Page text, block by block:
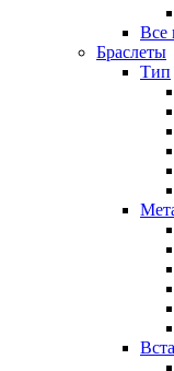
Все
Браслеты
Тип